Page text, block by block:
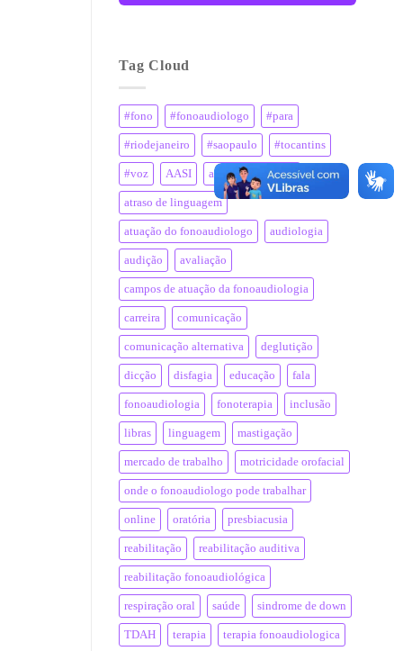
Tag Cloud
#fono #fonoaudiologo #para
#riodejaneiro #saopaulo #tocantins
#voz AASI aparelho auditivo
atraso de linguagem
atuação do fonoaudiologo audiologia
audição avaliação
campos de atuação da fonoaudiologia
carreira comunicação
comunicação alternativa deglutição
dicção disfagia educação fala
fonoaudiologia fonoterapia inclusão
libras linguagem mastigação
mercado de trabalho motricidade orofacial
onde o fonoaudiologo pode trabalhar
online oratória presbiacusia
reabilitação reabilitação auditiva
reabilitação fonoaudiológica
respiração oral saúde sindrome de down
TDAH terapia terapia fonoaudiologica